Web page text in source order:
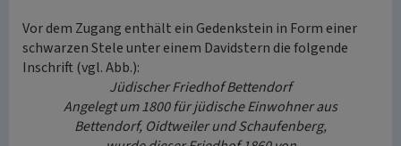
Vor dem Zugang enthält ein Gedenkstein in Form einer
schwarzen Stele unter einem Davidstern die folgende
Inschrift (vgl. Abb.):
Jüdischer Friedhof Bettendorf
Angelegt um 1800 für jüdische Einwohner aus
Bettendorf, Oidtweiler und Schaufenberg,